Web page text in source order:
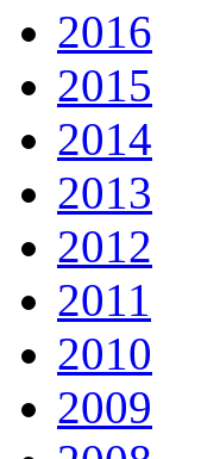
2016
2015
2014
2013
2012
2011
2010
2009